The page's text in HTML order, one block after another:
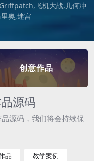
Griffpatch 飞机大战 几何冲
奥 迷宫
创意作品
源码
源码，我们将会持续保
品 教学案例